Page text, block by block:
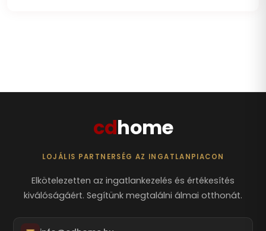
cdhome
LOJÁLIS PARTNERSÉG AZ INGATLANPIACON
Elkötelezetten az ingatlankezelés és értékesítés
kiválóságáért. Segítünk megtalálni álmai otthonát.